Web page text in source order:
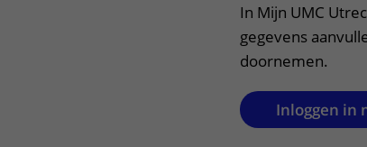
In Mijn UMC
gegevens
doornemen.
Inloggen in